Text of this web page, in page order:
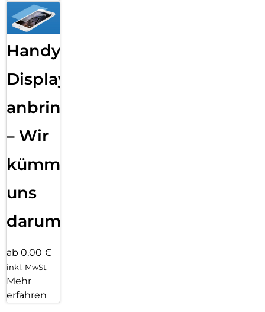
Handy
Displayfolie
anbringen
– Wir
kümmern
uns
darum!
ab 0,00 €
inkl. MwSt.
Mehr
erfahren